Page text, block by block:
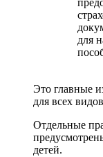
для
Это главные
для всех
Отдельные
детей.